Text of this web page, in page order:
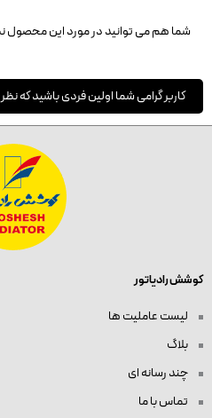
شما هم می توانید در مورد این محصول
کاربر گرامی شما اولین فردی باشید که
کوشش رادیاتور
لیست عاملیت ها
بلاگ
چند رسانه ای
تماس با ما